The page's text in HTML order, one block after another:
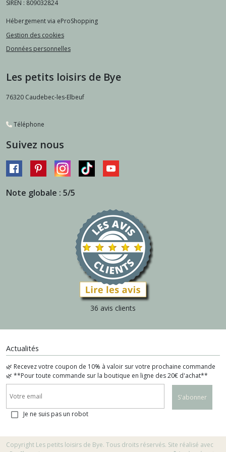
SIREN : 809032824
Hébergement via eProShopping
Gestion des cookies
Données personnelles
Les petits loisirs de Bye
76320 Caudebec-les-Elbeuf
Téléphone
Suivez nous
Note globale : 5/5
36 avis clients
Actualités
🌿 Recevez votre coupon de 10% à valoir sur votre prochaine commande
🌿 **Pour toute commande sur la boutique en ligne des 20€ d'achat**
S'abonner
Je ne suis pas un robot
Copyright Les petits loisirs de Bye. Tous droits réservés. Site réalisé avec